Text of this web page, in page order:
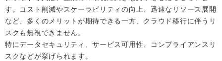
す。コスト削減やスケーラビリティの向上、迅速なリソース展開
など、多くのメリットが期待できる一方、クラウド移行に伴うリ
スクも無視できません。
特にデータセキュリティ、サービス可用性、コンプライアンスリ
スクなどが挙げられます。